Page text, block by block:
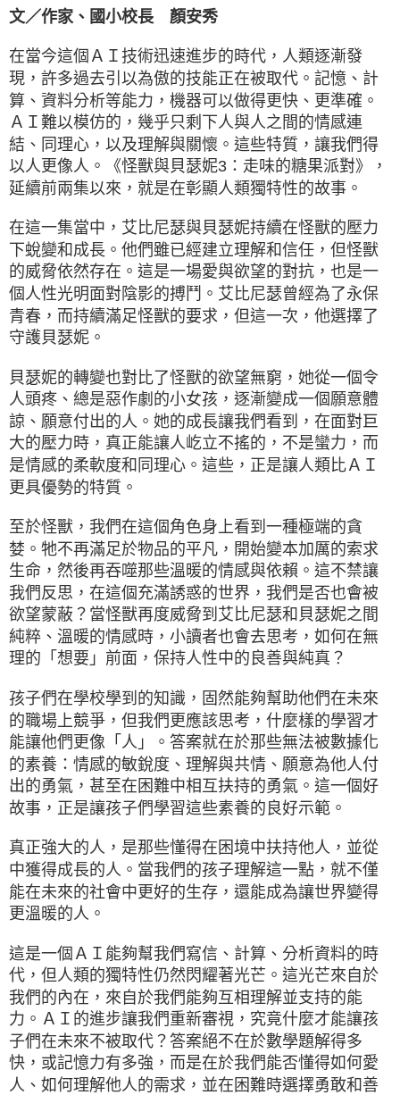
文／作家、國小校長 顏安秀
在當今這個ＡＩ技術迅速進步的時代，人類逐漸發
現，許多過去引以為傲的技能正在被取代。記憶、計
算、資料分析等能力，機器可以做得更快、更準確。
ＡＩ難以模仿的，幾乎只剩下人與人之間的情感連
結、同理心，以及理解與關懷。這些特質，讓我們得
以人更像人。《怪獸與貝瑟妮3：走味的糖果派對》，
延續前兩集以來，就是在彰顯人類獨特性的故事。
在這一集當中，艾比尼瑟與貝瑟妮持續在怪獸的壓力
下蛻變和成長。他們雖已經建立理解和信任，但怪獸
的威脅依然存在。這是一場愛與欲望的對抗，也是一
個人性光明面對陰影的搏鬥。艾比尼瑟曾經為了永保
青春，而持續滿足怪獸的要求，但這一次，他選擇了
守護貝瑟妮。
貝瑟妮的轉變也對比了怪獸的欲望無窮，她從一個令
人頭疼、總是惡作劇的小女孩，逐漸變成一個願意體
諒、願意付出的人。她的成長讓我們看到，在面對巨
大的壓力時，真正能讓人屹立不搖的，不是蠻力，而
是情感的柔軟度和同理心。這些，正是讓人類比ＡＩ
更具優勢的特質。
至於怪獸，我們在這個角色身上看到一種極端的貪
婪。牠不再滿足於物品的平凡，開始變本加厲的索求
生命，然後再吞噬那些溫暖的情感與依賴。這不禁讓
我們反思，在這個充滿誘惑的世界，我們是否也會被
欲望蒙蔽？當怪獸再度威脅到艾比尼瑟和貝瑟妮之間
純粹、溫暖的情感時，小讀者也會去思考，如何在無
理的「想要」前面，保持人性中的良善與純真？
孩子們在學校學到的知識，固然能夠幫助他們在未來
的職場上競爭，但我們更應該思考，什麼樣的學習才
能讓他們更像「人」。答案就在於那些無法被數據化
的素養：情感的敏銳度、理解與共情、願意為他人付
出的勇氣，甚至在困難中相互扶持的勇氣。這一個好
故事，正是讓孩子們學習這些素養的良好示範。
真正強大的人，是那些懂得在困境中扶持他人，並從
中獲得成長的人。當我們的孩子理解這一點，就不僅
能在未來的社會中更好的生存，還能成為讓世界變得
更溫暖的人。
這是一個ＡＩ能夠幫我們寫信、計算、分析資料的時
代，但人類的獨特性仍然閃耀著光芒。這光芒來自於
我們的內在，來自於我們能夠互相理解並支持的能
力。ＡＩ的進步讓我們重新審視，究竟什麼才能讓孩
子們在未來不被取代？答案絕不在於數學題解得多
快，或記憶力有多強，而是在於我們能否懂得如何愛
人、如何理解他人的需求，並在困難時選擇勇敢和善